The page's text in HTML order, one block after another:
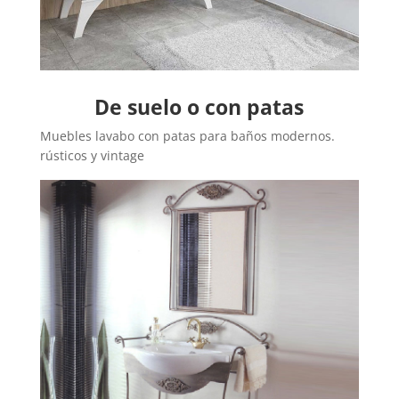
De suelo o con patas
Muebles lavabo con patas para baños modernos.
rústicos y vintage